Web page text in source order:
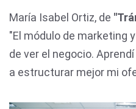
María Isabel Ortiz, de
"El módulo de marketing
de ver el negocio.
a estructurar mejor mi